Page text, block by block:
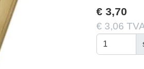
€ 3,70
€ 3,06